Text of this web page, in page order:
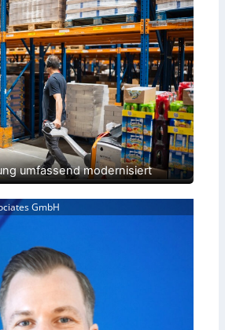
umfassend modernisiert
GmbH